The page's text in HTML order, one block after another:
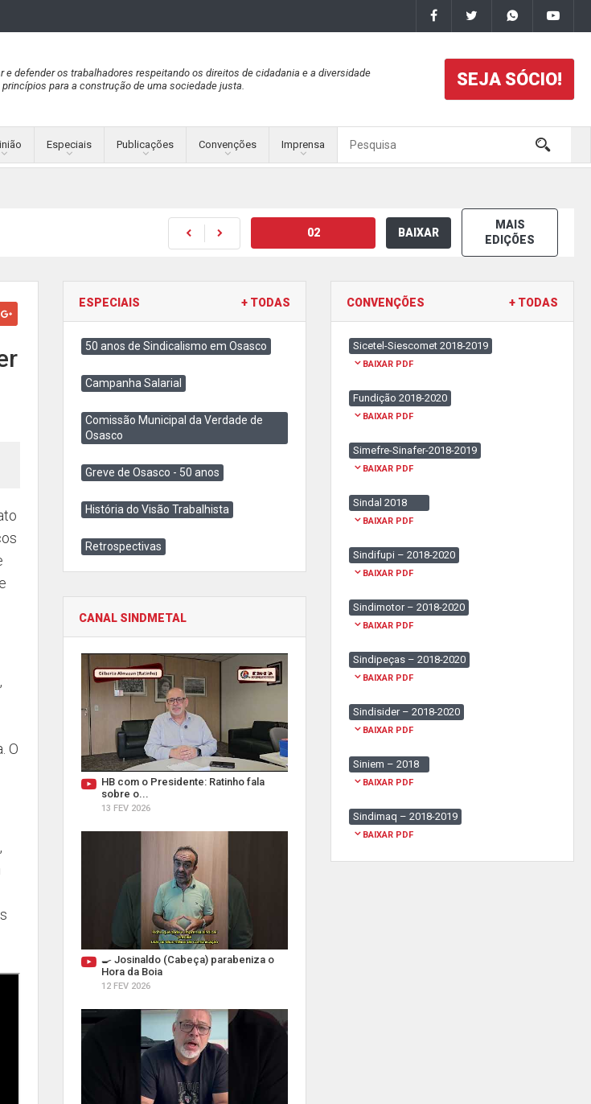
e defender os trabalhadores respeitando os direitos de cidadania e a diversidade
para a construção de uma sociedade justa.
SEJA SÓCIO!
Especiais Publicações Convenções Imprensa
02 BAIXAR
MAIS
EDIÇÕES
O
ESPECIAIS + TODAS
50 anos de Sindicalismo em Osasco
Campanha Salarial
Comissão Municipal da Verdade de
Osasco
Greve de Osasco - 50 anos
História do Visão Trabalhista
Retrospectivas
CANAL SINDMETAL
HB com o Presidente: Ratinho fala
sobre o...
13 FEV 2026
🍳 Josinaldo (Cabeça) parabeniza o
Hora da Boia
12 FEV 2026
CONVENÇÕES + TODAS
Sicetel-Siescomet 2018-2019
BAIXAR PDF
Fundição 2018-2020
BAIXAR PDF
Simefre-Sinafer-2018-2019
BAIXAR PDF
Sindal 2018
BAIXAR PDF
Sindifupi – 2018-2020
BAIXAR PDF
Sindimotor – 2018-2020
BAIXAR PDF
Sindipeças – 2018-2020
BAIXAR PDF
Sindisider – 2018-2020
BAIXAR PDF
Siniem – 2018
BAIXAR PDF
Sindimaq – 2018-2019
BAIXAR PDF